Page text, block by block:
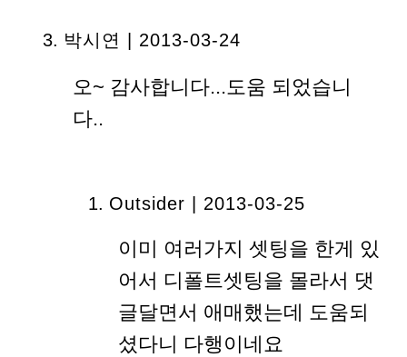
박시연 | 2013-03-24
오~ 감사합니다...도움 되었습니
다..
Outsider | 2013-03-25
이미 여러가지 셋팅을 한게 있
어서 디폴트셋팅을 몰라서 댓
글달면서 애매했는데 도움되
셨다니 다행이네요